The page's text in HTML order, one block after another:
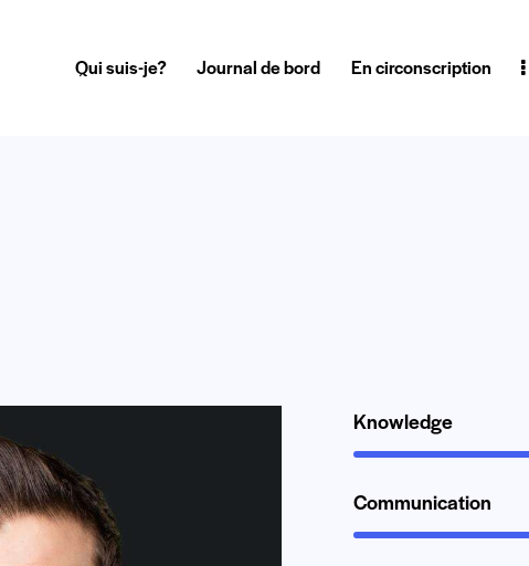
Qui suis-je? Journal de bord En circonscription
Knowledge
Communication